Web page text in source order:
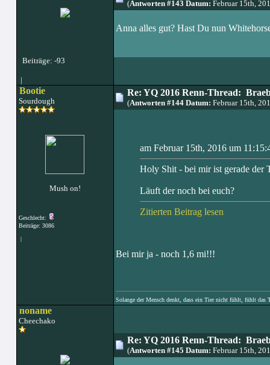
Beiträge: -93
|
(Antworten #143 Datum: Februar 15th,
Anna alles gut? Hast Du nun
Bootie
Sourdough
Mush on!
Geschlecht:
Beiträge: 3086
|
Re: YQ 2016 Renn-Thread:
(Antworten #144 Datum: Februar 15th,
am Februar 15th, 2016 um
Holy Shit - bei mir ist gerade der
Läuft der noch bei euch?
Zitierten Beitrag lesen
Bei mir ja - noch 1,6 mi!!!
Solange der Mensch denkt, dass ein Tier nicht fühlt, fühlt das
noname
Cheechako
Re: YQ 2016 Renn-Thread:
(Antworten #145 Datum: Februar 15th,